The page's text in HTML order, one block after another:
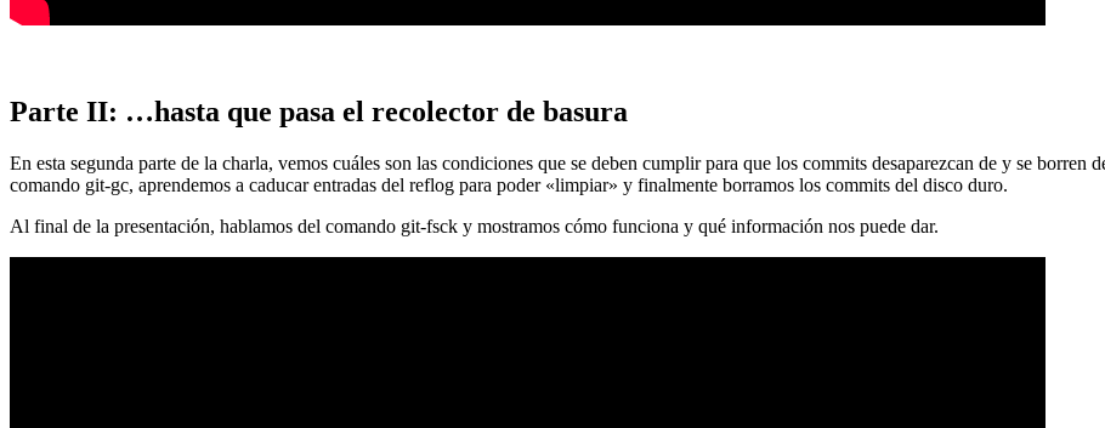
Parte II: …hasta que pasa el recolector de basura
En esta segunda parte de la charla, vemos cuáles son las condiciones que se deben cumplir para que los commits desaparezcan de y se
comando git-gc, aprendemos a caducar entradas del reflog para poder «limpiar» y finalmente borramos los commits del disco duro.
Al final de la presentación, hablamos del comando git-fsck y mostramos cómo funciona y qué información nos puede dar.